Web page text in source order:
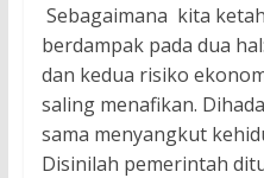
Sebagaimana kita
berdampak pada dua
dan kedua risiko
saling menafikan.
sama menyangkut
Disinilah pemerintah